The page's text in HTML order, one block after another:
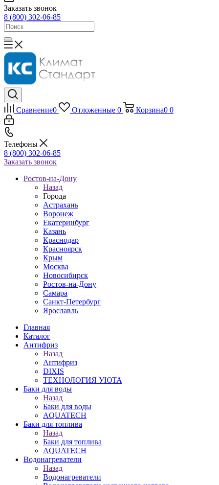
Заказать звонок
8 (800) 302-06-85
Сравнение0 Отложенные 0 Корзина0 0
Телефоны
8 (800) 302-06-85
Заказать звонок
Ростов-на-Дону
Назад
Города
Астрахань
Воронеж
Екатеринбург
Казань
Краснодар
Красноярск
Крым
Москва
Новосибирск
Ростов-на-Дону
Самара
Санкт-Петербург
Ярославль
Главная
Каталог
Антифриз
Назад
Антифриз
DIXIS
ТЕХНОЛОГИЯ УЮТА
Баки для воды
Назад
Баки для воды
AQUATECH
Баки для топлива
Назад
Баки для топлива
AQUATECH
Водонагреватели
Назад
Водонагреватели